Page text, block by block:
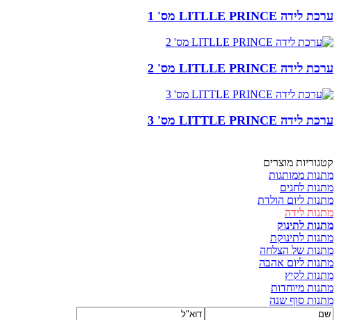
ערכת לידה LITLLE PRINCE מס' 1
ערכת לידה LITLLE PRINCE מס' 2
ערכת לידה LITTLE PRINCE מס' 3
קטגוריות מוצרים
מתנות ממותגות
מתנות לחגים
מתנות ליום הולדת
מתנות לידה
מתנות לתינוק
מתנות לתינוקת
מתנות של הצלחה
מתנות ליום אהבה
מתנות לקיץ
מתנות מיוחדות
מתנות סוף שנה